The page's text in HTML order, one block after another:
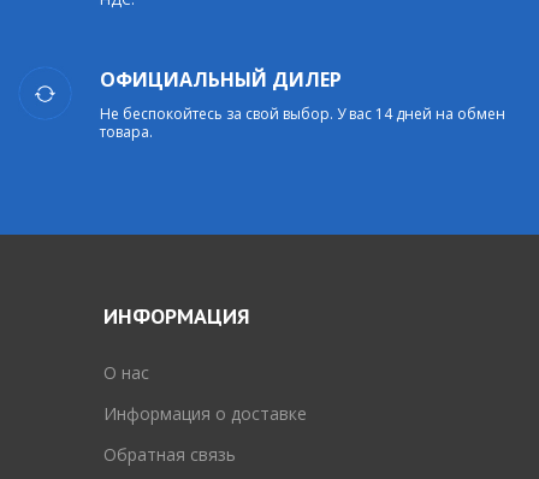
ОФИЦИАЛЬНЫЙ ДИЛЕР
Не беспокойтесь за свой выбор. У вас 14 дней на обмен
товара.
ИНФОРМАЦИЯ
O нас
Информация о доставке
Обратная связь